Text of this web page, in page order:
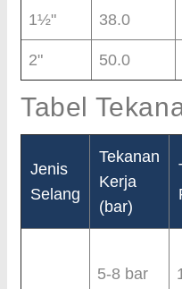
1½" 38.0
2" 50.0
Tabel
Jenis
Selang
Tekanan
Kerja
(bar)
5-8 bar